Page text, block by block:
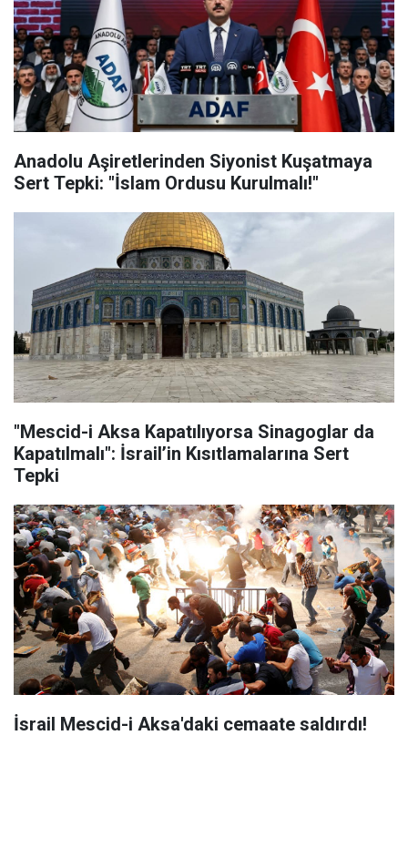
Anadolu Aşiretlerinden Siyonist Kuşatmaya
Sert Tepki: "İslam Ordusu Kurulmalı!"
"Mescid-i Aksa Kapatılıyorsa Sinagoglar da
Kapatılmalı": İsrail’in Kısıtlamalarına Sert
Tepki
İsrail Mescid-i Aksa'daki cemaate saldırdı!